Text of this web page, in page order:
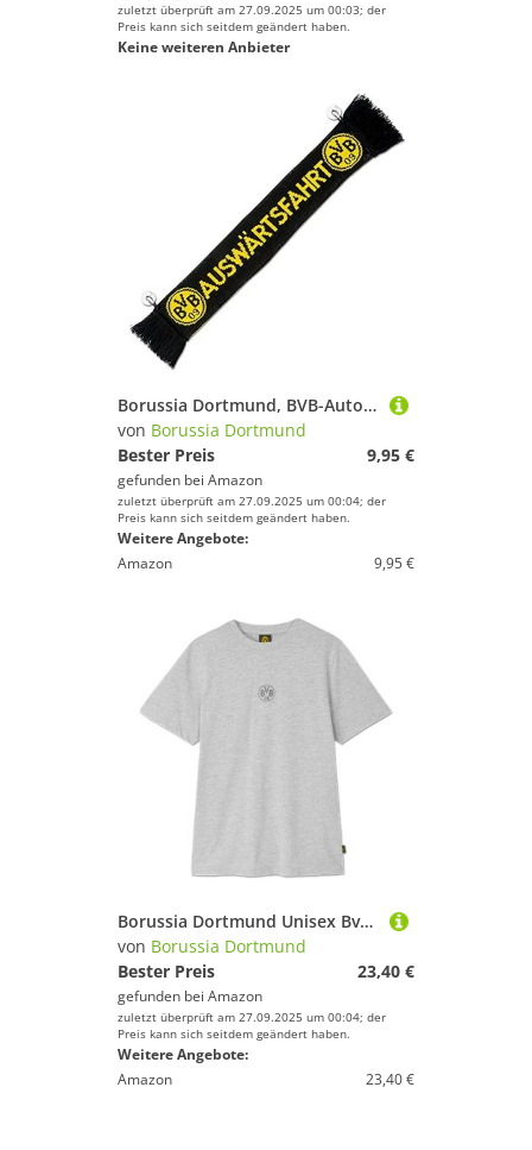
zuletzt überprüft am 27.09.2025 um 00:03; der
Preis kann sich seitdem geändert haben.
Keine weiteren Anbieter
Borussia Dortmund, BVB-Autoschal, 00 SCHWARZ/GELB, 0
von Borussia Dortmund
Bester Preis
9,95 €
gefunden bei Amazon
zuletzt überprüft am 27.09.2025 um 00:04; der
Preis kann sich seitdem geändert haben.
Weitere Angebote:
Amazon
9,95 €
Borussia Dortmund Unisex Bvb T-shirt Essentials, Graues Tee T-Shirt, Grau, XXL EU
von Borussia Dortmund
Bester Preis
23,40 €
gefunden bei Amazon
zuletzt überprüft am 27.09.2025 um 00:04; der
Preis kann sich seitdem geändert haben.
Weitere Angebote:
Amazon
23,40 €